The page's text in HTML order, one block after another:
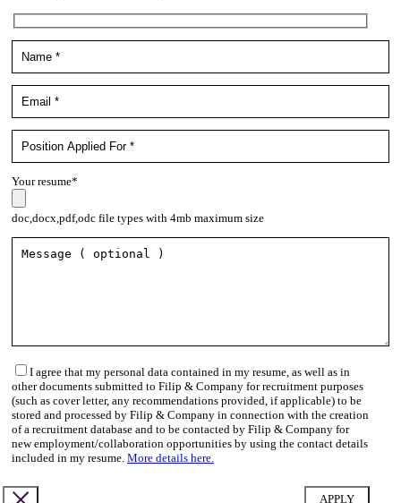
Your resume*
doc,docx,pdf,odc file types with 4mb maximum size
I agree that my personal data contained in my resume, as well as in
other documents submitted to Filip & Company for recruitment purposes
(such as cover letter, any recommendations provided, if applicable) to be
stored and processed by Filip & Company in connection with the creation
of a recruitment database and to be contacted by Filip & Company for
new employment/collaboration opportunities by using the contact details
included in my resume. More details here.